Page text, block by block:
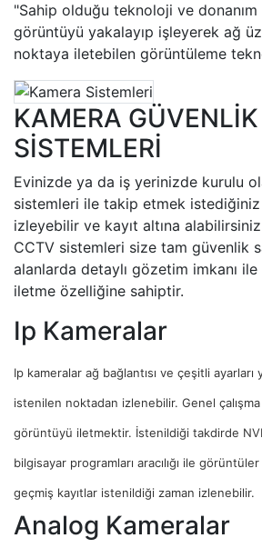
"Sahip olduğu teknoloji ve donanım
görüntüyü yakalayıp işleyerek ağ
noktaya iletebilen görüntüleme
KAMERA GÜVENLİK
SİSTEMLERİ
Evinizde ya da iş yerinizde kurulu
sistemleri ile takip etmek istediğiniz
izleyebilir ve kayıt altına
CCTV sistemleri size tam güvenlik
alanlarda detaylı gözetim imkanı
iletme özelliğine sahiptir.
Ip Kameralar
Ip kameralar ağ bağlantısı ve çeşitli ayarları
istenilen noktadan izlenebilir. Genel çalışma
görüntüyü iletmektir. İstenildiği takdirde
bilgisayar programları aracılığı ile görüntüler
geçmiş kayıtlar istenildiği zaman izlenebilir.
Analog Kameralar